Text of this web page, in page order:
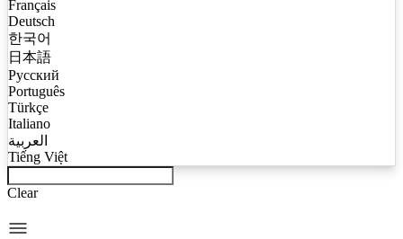
Français
Deutsch
한국어
日本語
Русский
Português
Türkçe
Italiano
العربية
Tiếng Việt
Clear